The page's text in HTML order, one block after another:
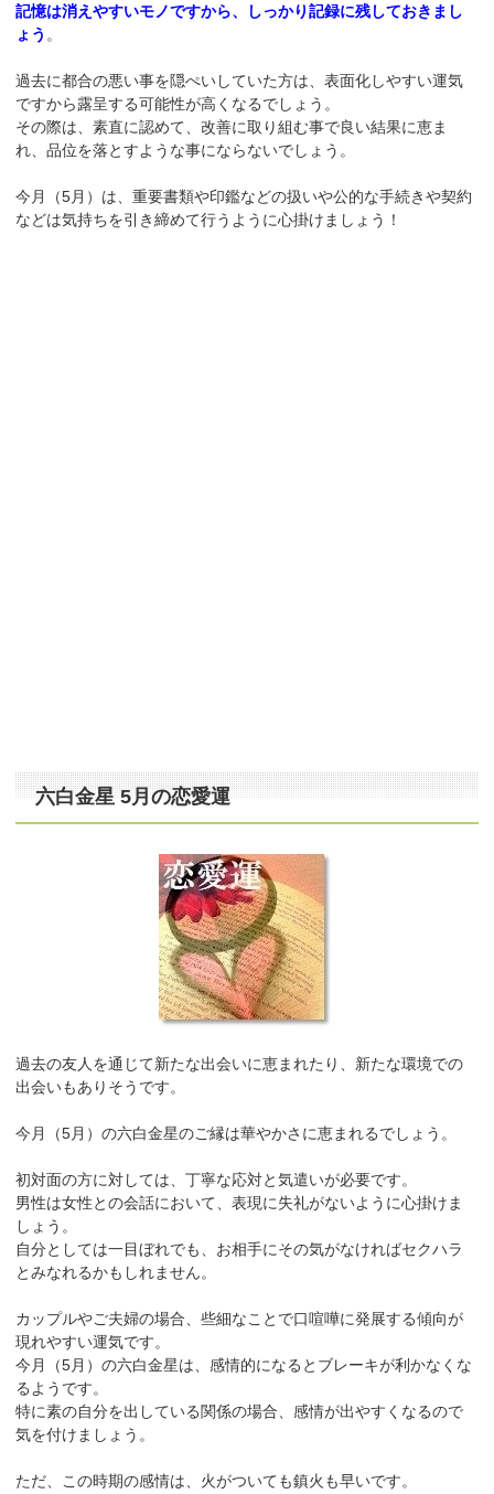
記憶は消えやすいモノですから、しっかり記録に残しておきまし
ょう 。
過去に都合の悪い事を隠ぺいしていた方は、表面化しやすい運気
ですから露呈する可能性が高くなるでしょう。
その際は、素直に認めて、改善に取り組む事で良い結果に恵ま
れ、品位を落とすような事にならないでしょう。
今月（5月）は、重要書類や印鑑などの扱いや公的な手続きや契約
などは気持ちを引き締めて行うように心掛けましょう！
六白金星 5月の恋愛運
過去の友人を通じて新たな出会いに恵まれたり、新たな環境での
出会いもありそうです。
今月（5月）の六白金星のご縁は華やかさに恵まれるでしょう。
初対面の方に対しては、丁寧な応対と気遣いが必要です。
男性は女性との会話において、表現に失礼がないように心掛けま
しょう。
自分としては一目ぼれでも、お相手にその気がなければセクハラ
とみなれるかもしれません。
カップルやご夫婦の場合、些細なことで口喧嘩に発展する傾向が
現れやすい運気です。
今月（5月）の六白金星は、感情的になるとブレーキが利かなくな
るようです。
特に素の自分を出している関係の場合、感情が出やすくなるので
気を付けましょう。
ただ、この時期の感情は、火がついても鎮火も早いです。